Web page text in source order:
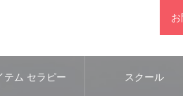
テム セラピー スクール